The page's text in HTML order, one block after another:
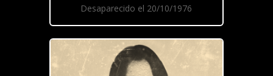
Desaparecido el 20/10/1976